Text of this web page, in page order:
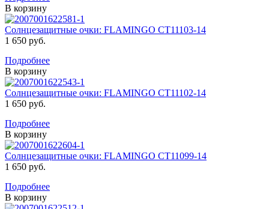
В корзину
Солнцезащитные очки: FLAMINGO CT11103-14
1 650 руб.
Подробнее
В корзину
Солнцезащитные очки: FLAMINGO CT11102-14
1 650 руб.
Подробнее
В корзину
Солнцезащитные очки: FLAMINGO CT11099-14
1 650 руб.
Подробнее
В корзину